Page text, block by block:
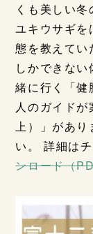
くも美しい
ユキウサギを
態を教えて
しかできな
緒に行く「
人のガイド
上）」があり
い。 詳細は
ンロード（